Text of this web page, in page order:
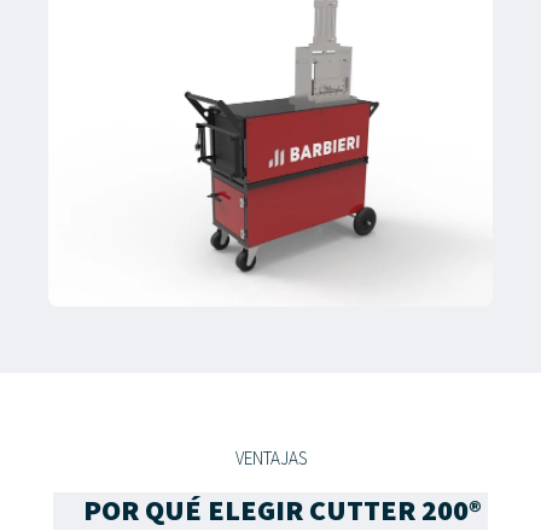
VENTAJAS
POR QUÉ ELEGIR CUTTER 200®